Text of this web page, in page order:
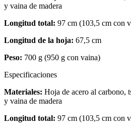
y vaina de madera
Longitud total: 97 cm (103,5 cm con
Longitud de la hoja: 67,5 cm
Peso: 700 g (950 g con vaina)
Especificaciones
Materiales: Hoja de acero al carbono,
y vaina de madera
Longitud total: 97 cm (103,5 cm con